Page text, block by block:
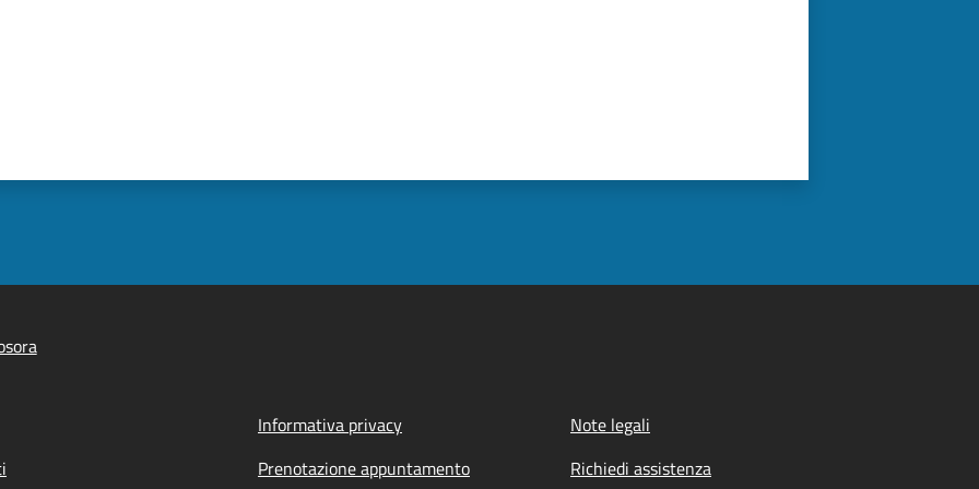
Informativa privacy
Note legali
Prenotazione appuntamento Richiedi assistenza